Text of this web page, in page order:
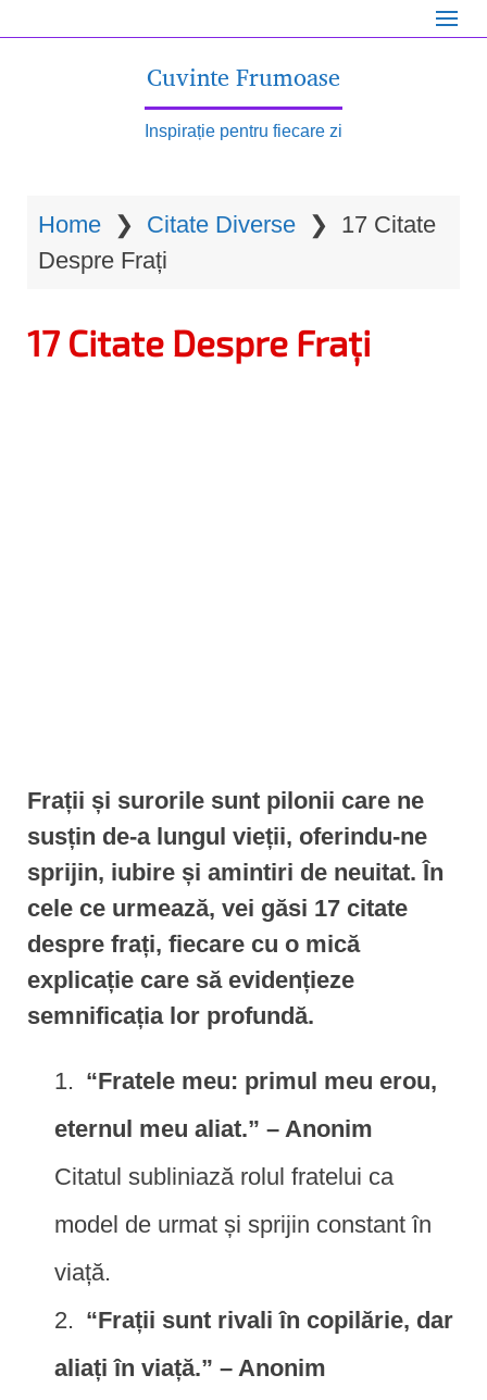
Cuvinte Frumoase
Inspirație pentru fiecare zi
Home ❯ Citate Diverse ❯ 17 Citate
Despre Frați
17 Citate Despre Frați
Frații și surorile sunt pilonii care ne
susțin de-a lungul vieții, oferindu-ne
sprijin, iubire și amintiri de neuitat. În
cele ce urmează, vei găsi 17 citate
despre frați, fiecare cu o mică
explicație care să evidențieze
semnificația lor profundă.
“Fratele meu: primul meu erou,
eternul meu aliat.” – Anonim
Citatul subliniază rolul fratelui ca
model de urmat și sprijin constant în
viață.
“Frații sunt rivali în copilărie, dar
aliați în viață.” – Anonim